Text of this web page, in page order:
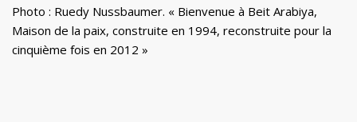
Photo : Ruedy Nussbaumer. « Bienvenue à Beit Arabiya,
Maison de la paix, construite en 1994, reconstruite pour la
cinquième fois en 2012 »